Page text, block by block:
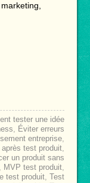
tester une idée
, Éviter erreurs
entreprise,
après test produit,
un produit sans
, MVP test produit,
test produit,Test